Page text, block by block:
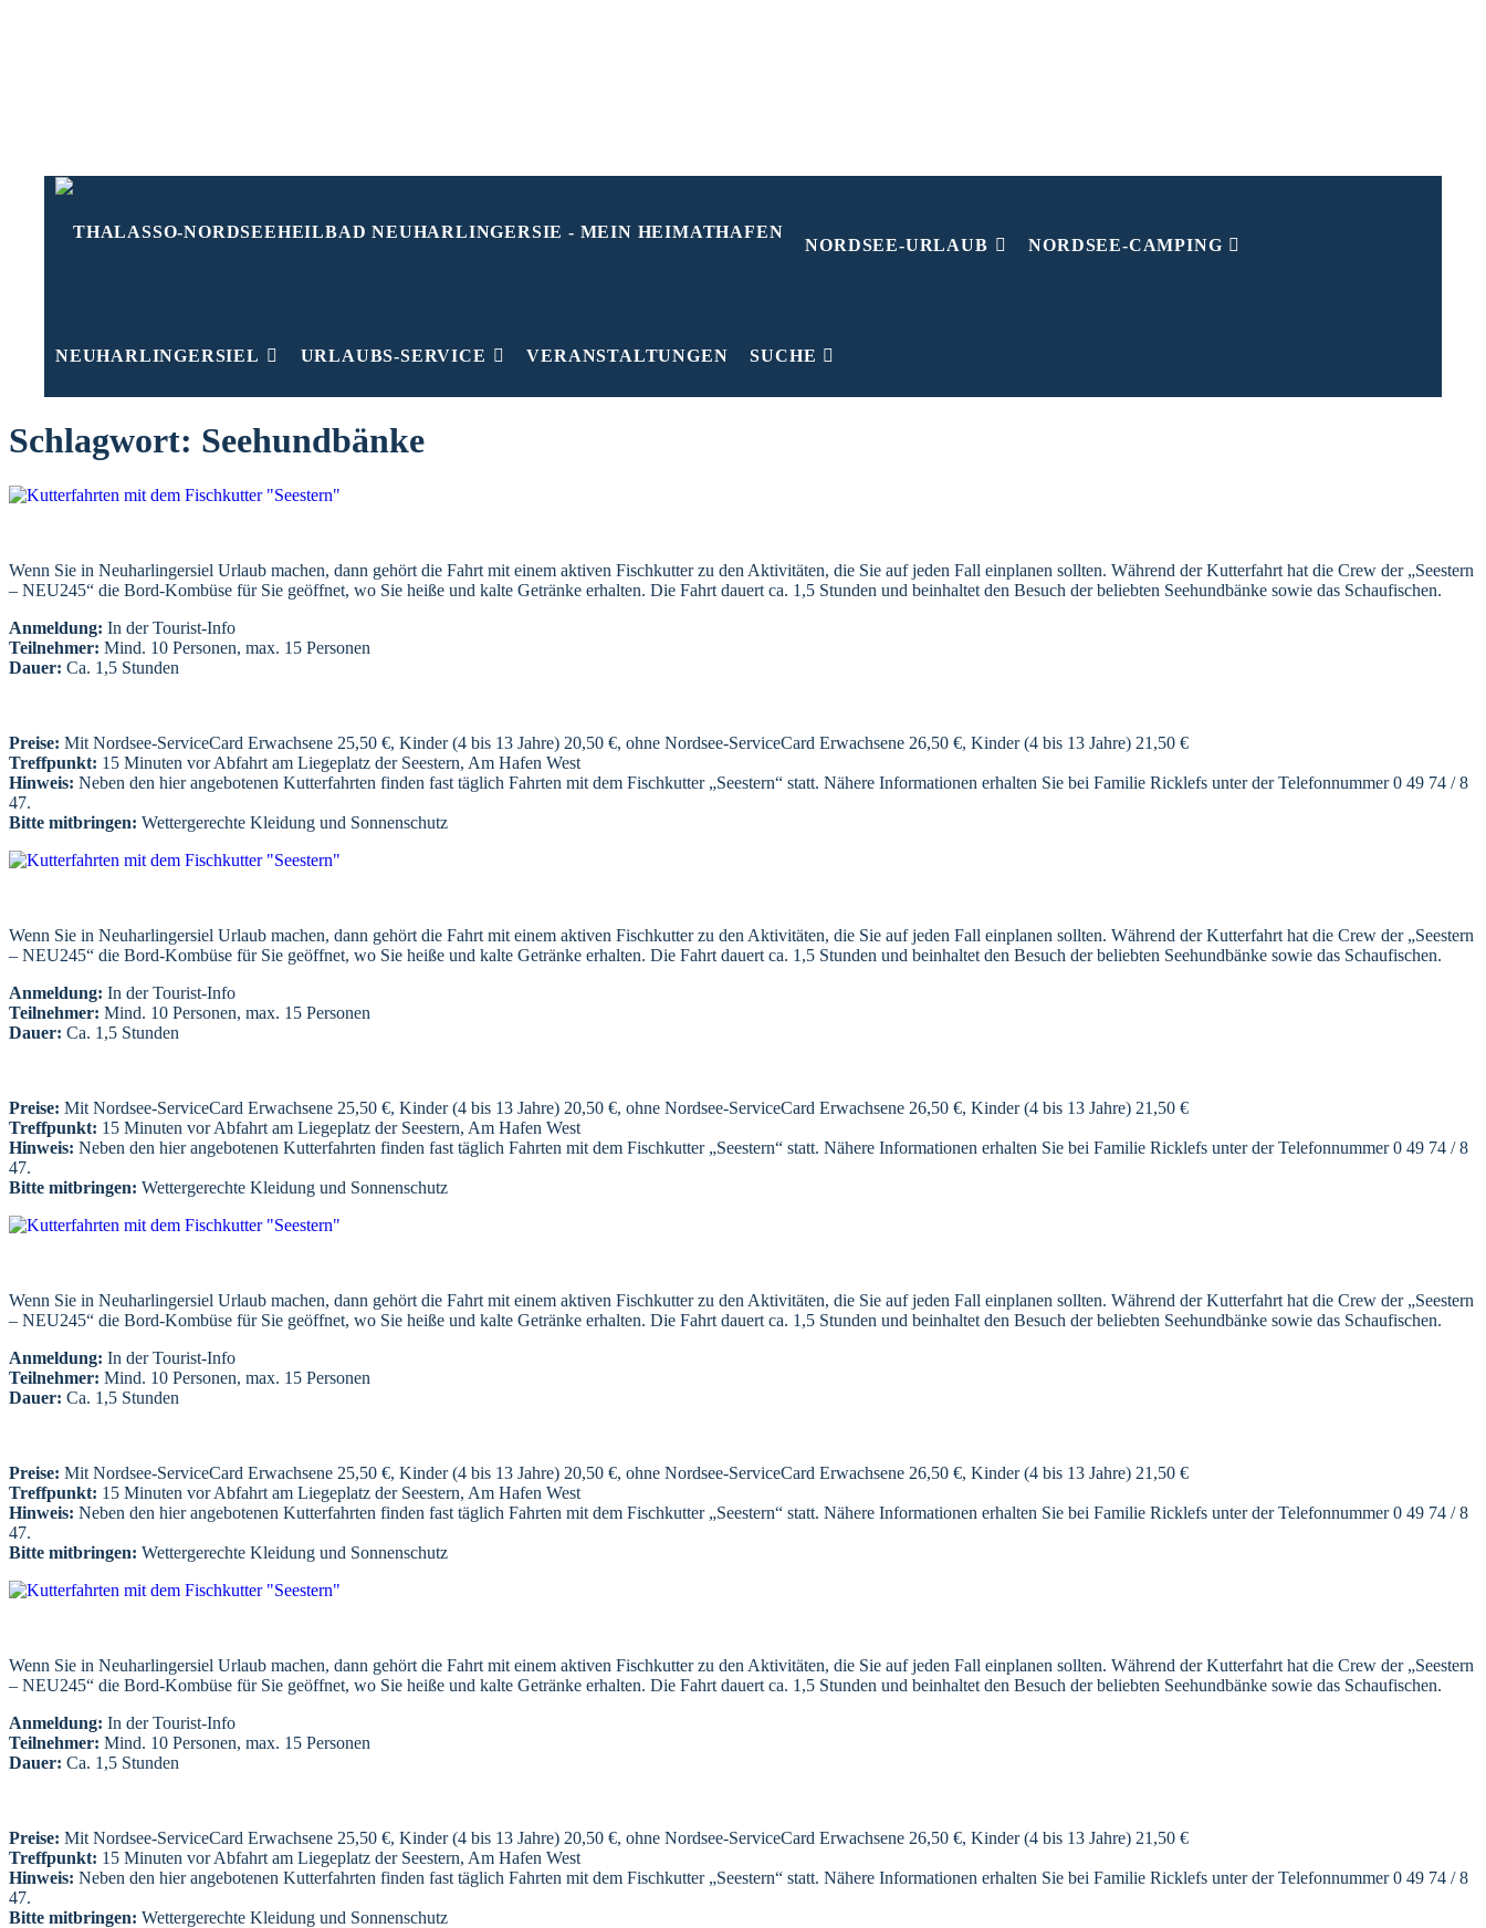
NORDSEE-URLAUB NORDSEE-CAMPING
NEUHARLINGERSIEL URLAUBS-SERVICE VERANSTALTUNGEN SUCHE
Schlagwort: Seehundbänke
Wenn Sie in Neuharlingersiel Urlaub machen, dann gehört die Fahrt mit einem aktiven Fischkutter zu den Aktivitäten, die Sie auf jeden Fall einplanen sollten. Während der Kutterfahrt hat die Crew der „Seestern
– NEU245“ die Bord-Kombüse für Sie geöffnet, wo Sie heiße und kalte Getränke erhalten. Die Fahrt dauert ca. 1,5 Stunden und beinhaltet den Besuch der beliebten Seehundbänke sowie das Schaufischen.
Anmeldung: In der Tourist-Info
Teilnehmer: Mind. 10 Personen, max. 15 Personen
Dauer: Ca. 1,5 Stunden
Preise: Mit Nordsee-ServiceCard Erwachsene 25,50 €, Kinder (4 bis 13 Jahre) 20,50 €, ohne Nordsee-ServiceCard Erwachsene 26,50 €, Kinder (4 bis 13 Jahre) 21,50 €
Treffpunkt: 15 Minuten vor Abfahrt am Liegeplatz der Seestern, Am Hafen West
Hinweis: Neben den hier angebotenen Kutterfahrten finden fast täglich Fahrten mit dem Fischkutter „Seestern“ statt. Nähere Informationen erhalten Sie bei Familie Ricklefs unter der Telefonnummer 0 49 74 / 8
47.
Bitte mitbringen: Wettergerechte Kleidung und Sonnenschutz
Wenn Sie in Neuharlingersiel Urlaub machen, dann gehört die Fahrt mit einem aktiven Fischkutter zu den Aktivitäten, die Sie auf jeden Fall einplanen sollten. Während der Kutterfahrt hat die Crew der „Seestern
– NEU245“ die Bord-Kombüse für Sie geöffnet, wo Sie heiße und kalte Getränke erhalten. Die Fahrt dauert ca. 1,5 Stunden und beinhaltet den Besuch der beliebten Seehundbänke sowie das Schaufischen.
Anmeldung: In der Tourist-Info
Teilnehmer: Mind. 10 Personen, max. 15 Personen
Dauer: Ca. 1,5 Stunden
Preise: Mit Nordsee-ServiceCard Erwachsene 25,50 €, Kinder (4 bis 13 Jahre) 20,50 €, ohne Nordsee-ServiceCard Erwachsene 26,50 €, Kinder (4 bis 13 Jahre) 21,50 €
Treffpunkt: 15 Minuten vor Abfahrt am Liegeplatz der Seestern, Am Hafen West
Hinweis: Neben den hier angebotenen Kutterfahrten finden fast täglich Fahrten mit dem Fischkutter „Seestern“ statt. Nähere Informationen erhalten Sie bei Familie Ricklefs unter der Telefonnummer 0 49 74 / 8
47.
Bitte mitbringen: Wettergerechte Kleidung und Sonnenschutz
Wenn Sie in Neuharlingersiel Urlaub machen, dann gehört die Fahrt mit einem aktiven Fischkutter zu den Aktivitäten, die Sie auf jeden Fall einplanen sollten. Während der Kutterfahrt hat die Crew der „Seestern
– NEU245“ die Bord-Kombüse für Sie geöffnet, wo Sie heiße und kalte Getränke erhalten. Die Fahrt dauert ca. 1,5 Stunden und beinhaltet den Besuch der beliebten Seehundbänke sowie das Schaufischen.
Anmeldung: In der Tourist-Info
Teilnehmer: Mind. 10 Personen, max. 15 Personen
Dauer: Ca. 1,5 Stunden
Preise: Mit Nordsee-ServiceCard Erwachsene 25,50 €, Kinder (4 bis 13 Jahre) 20,50 €, ohne Nordsee-ServiceCard Erwachsene 26,50 €, Kinder (4 bis 13 Jahre) 21,50 €
Treffpunkt: 15 Minuten vor Abfahrt am Liegeplatz der Seestern, Am Hafen West
Hinweis: Neben den hier angebotenen Kutterfahrten finden fast täglich Fahrten mit dem Fischkutter „Seestern“ statt. Nähere Informationen erhalten Sie bei Familie Ricklefs unter der Telefonnummer 0 49 74 / 8
47.
Bitte mitbringen: Wettergerechte Kleidung und Sonnenschutz
Wenn Sie in Neuharlingersiel Urlaub machen, dann gehört die Fahrt mit einem aktiven Fischkutter zu den Aktivitäten, die Sie auf jeden Fall einplanen sollten. Während der Kutterfahrt hat die Crew der „Seestern
– NEU245“ die Bord-Kombüse für Sie geöffnet, wo Sie heiße und kalte Getränke erhalten. Die Fahrt dauert ca. 1,5 Stunden und beinhaltet den Besuch der beliebten Seehundbänke sowie das Schaufischen.
Anmeldung: In der Tourist-Info
Teilnehmer: Mind. 10 Personen, max. 15 Personen
Dauer: Ca. 1,5 Stunden
Preise: Mit Nordsee-ServiceCard Erwachsene 25,50 €, Kinder (4 bis 13 Jahre) 20,50 €, ohne Nordsee-ServiceCard Erwachsene 26,50 €, Kinder (4 bis 13 Jahre) 21,50 €
Treffpunkt: 15 Minuten vor Abfahrt am Liegeplatz der Seestern, Am Hafen West
Hinweis: Neben den hier angebotenen Kutterfahrten finden fast täglich Fahrten mit dem Fischkutter „Seestern“ statt. Nähere Informationen erhalten Sie bei Familie Ricklefs unter der Telefonnummer 0 49 74 / 8
47.
Bitte mitbringen: Wettergerechte Kleidung und Sonnenschutz